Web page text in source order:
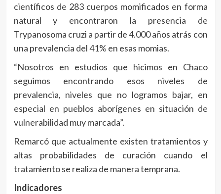
científicos de 283 cuerpos momificados en forma
natural y encontraron la presencia de
Trypanosoma cruzi a partir de 4.000 años atrás con
una prevalencia del 41% en esas momias.
“Nosotros en estudios que hicimos en Chaco
seguimos encontrando esos niveles de
prevalencia, niveles que no logramos bajar, en
especial en pueblos aborígenes en situación de
vulnerabilidad muy marcada”.
Remarcó que actualmente existen tratamientos y
altas probabilidades de curación cuando el
tratamiento se realiza de manera temprana.
Indicadores